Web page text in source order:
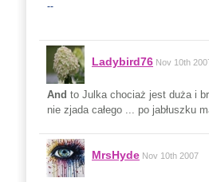
--
Ladybird76 Nov 10th
And to Julka chociaż jest duża i
nie zjada całego ... po jabłuszku
MrsHyde Nov 10th 2007